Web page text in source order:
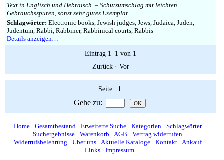
Text in Englisch und Hebräisch. – Schutzumschlag mit leichten
Gebrauchsspuren, sonst sehr gutes Exemplar.
Schlagwörter: Electronic books, Jewish judges, Jews, Judaica, Juden,
Judentum, Rabbi, Rabbiner, Rabbinical courts, Rabbis
Details anzeigen…
Eintrag 1–1 von 1
Zurück· Vor
Seite: 1
Gehe zu:
Home· Gesamtbestand· Erweiterte Suche· Kategorien· Schlagwörter·
Suchergebnisse · Warenkorb · AGB · Vertrag widerrufen ·
Widerrufsbelehrung · Über uns· Aktuelle Kataloge· Kontakt· Ankauf·
Links· Impressum